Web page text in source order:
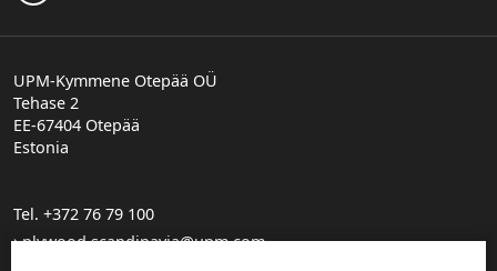
UPM-Kymmene Otepää OÜ
Tehase 2
EE-67404 Otepää
Estonia
Tel. +372 76 79 100
plywood.scandinavia@upm.com